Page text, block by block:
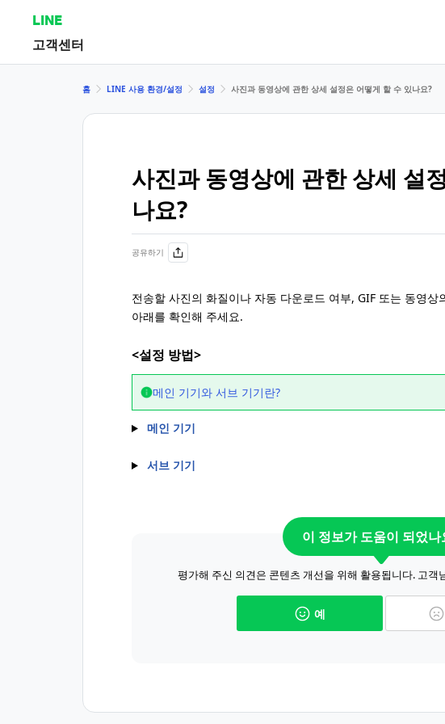
LINE
고객센터
홈 LINE 사용 환경/설정 설정 사진과 동영상에 관한 상세 설정은 어떻게 할 수 있나요?
사진과 동영상에 관한 상세 설
나요?
공유하기
전송할 사진의 화질이나 자동 다운로드 여부, GIF 또는 동영
아래를 확인해 주세요.
<설정 방법>
메인 기기와 서브 기기란?
메인 기기
서브 기기
이 정보가 도움이 되었나
평가해 주신 의견은 콘텐츠 개선을 위해 활용됩니다. 고객
예